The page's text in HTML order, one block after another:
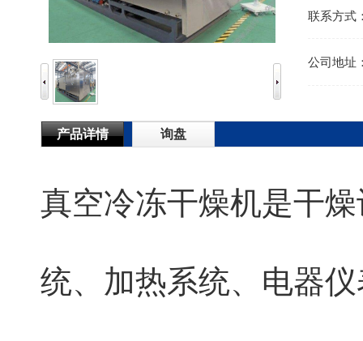
联系方式
公司地址
产品详情 询盘
真空冷冻干燥机是干
统、加热系统、电器